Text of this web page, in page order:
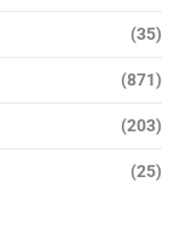
(35)
(871)
(203)
(25)